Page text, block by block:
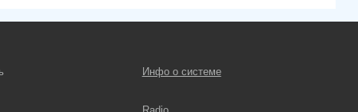
Инфо о системе